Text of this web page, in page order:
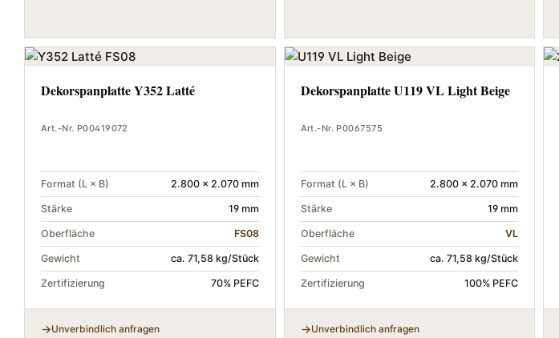
Dekorspanplatte Y352 Latté
Art.-Nr. P00419072
Format (L × B) 2.800 × 2.070 mm
Stärke 19 mm
Oberfläche FS08
Gewicht ca. 71,58 kg/Stück
Zertifizierung 70% PEFC
Unverbindlich anfragen
Dekorspanplatte U119 VL Light Beige
Art.-Nr. P0067575
Format (L × B) 2.800 × 2.070 mm
Stärke 19 mm
Oberfläche VL
Gewicht ca. 71,58 kg/Stück
Zertifizierung 100% PEFC
Unverbindlich anfragen